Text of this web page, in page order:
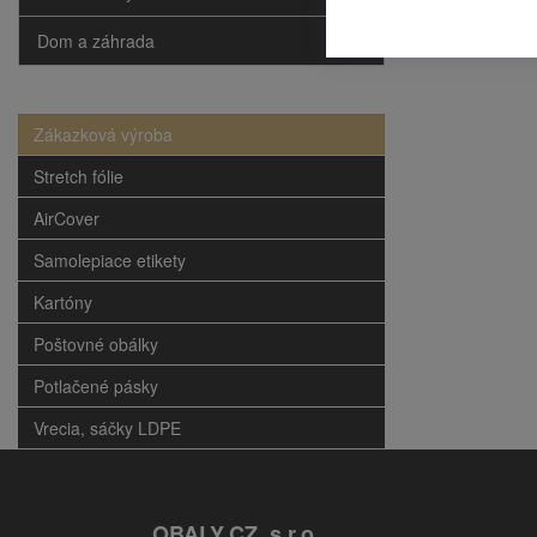
Dom a záhrada
Zákazková výroba
Stretch fólie
AirCover
Samolepiace etikety
Kartóny
Poštovné obálky
Potlačené pásky
Vrecia, sáčky LDPE